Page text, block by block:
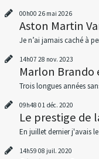
00h00 26 mai 2026
Aston Martin
Je n’ai jamais caché à
14h07 28 nov. 2023
Marlon Brando
Trois longues années
09h48 01 déc. 2020
Le prestige de
En juillet dernier j'avais
14h59 08 juil. 2020